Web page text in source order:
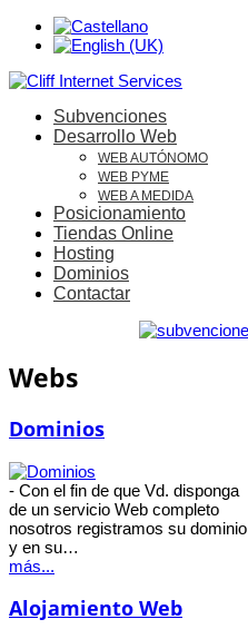
Subvenciones
Desarrollo Web
WEB AUTÓNOMO
WEB PYME
WEB A MEDIDA
Posicionamiento
Tiendas Online
Hosting
Dominios
Contactar
Webs
Dominios
- Con el fin de que Vd. disponga
de un servicio Web completo
nosotros registramos su dominio
y en su…
más...
Alojamiento Web